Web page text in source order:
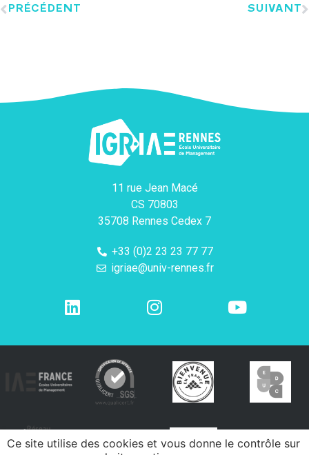
PRÉCÉDENT SUIVANT
11 rue Jean Macé
CS 70803
35708 Rennes Cedex 7
+33 (0)2 23 23 77 77
igriae@univ-rennes.fr
Ce site utilise des cookies et vous donne le contrôle sur